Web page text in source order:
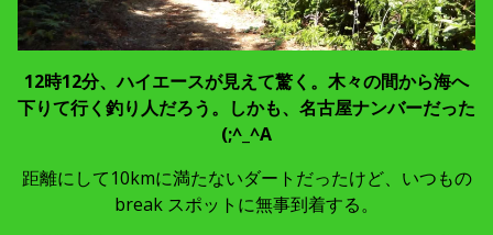
12時12分、ハイエースが見えて驚く。木々の間から海へ
下りて行く釣り人だろう。しかも、名古屋ナンバーだった
(;^_^A
距離にして10kmに満たないダートだったけど、いつもの
break スポットに無事到着する。